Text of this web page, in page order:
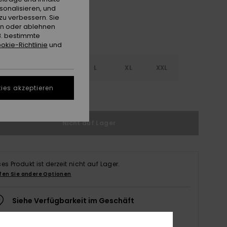
S M L XL XXL
ansehen
Nicht auf Lager
Produkt ist derzeit nicht auf Lager.
Sie andere Optionen
Siehe Verfügbarkeit im Geschäft
und
verbessern. Sie
oder ablehnen
bestimmte
Richtlinie und
akzeptieren